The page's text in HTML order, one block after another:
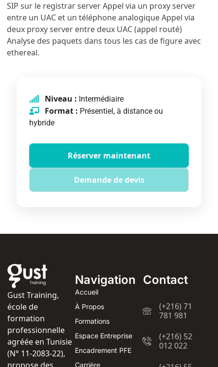
SIP sur le registrar server Appel via un proxy server
entre un UAC et un téléphone analogique Appel via
deux proxy server entre deux UAC (appel routé)
Analyse des paquets dans tous les cas de figure avec
ethereal.
Niveau : Intermédiaire
Format : Présentiel, à distance ou
hybride
Réserver maintenant
Demande de devis
Gust Training,
école de
formation
professionnelle
agréée en Tunisie
(N° 11-2083-22),
Navigation
Accueil
À Propos
Formations
Espace Entreprise
Encadrement PFE
Carrière
Contact
(+216) 71
781 981
(+216) 52
012 022